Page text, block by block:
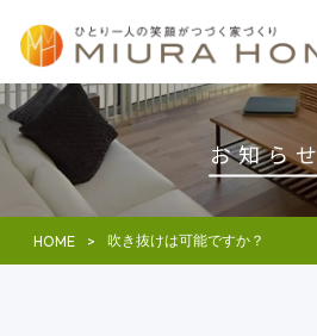
お知らせ
HOME 吹き抜けは可能ですか？